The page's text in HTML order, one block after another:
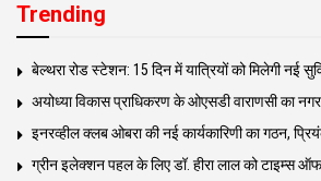
Trending
बेल्थरा रोड स्टेशन: 15 दिन में यात्रियों को मिलेगी नई
अयोध्या विकास प्राधिकरण के ओएसडी वाराणसी का
इनरव्हील क्लब ओबरा की नई कार्यकारिणी का गठन,
ग्रीन इलेक्शन पहल के लिए डॉ. हीरा लाल को टाइम्स ऑफ